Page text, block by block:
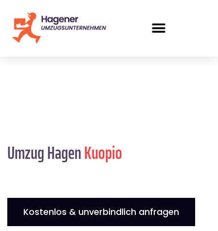
Umzug HagenKuopio
Kostenlos & unverbindlich anfragen